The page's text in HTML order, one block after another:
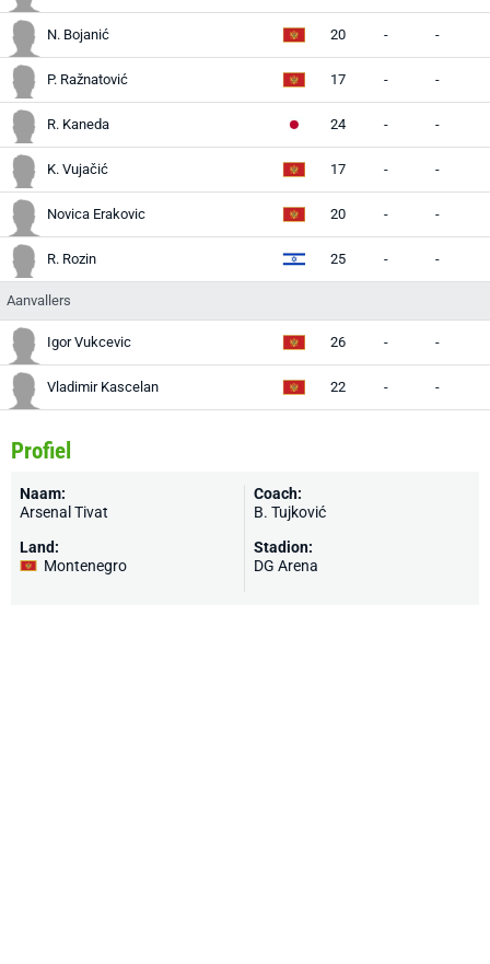
N. Bojanić 20 - -
P. Ražnatović 17 - -
R. Kaneda 24 - -
K. Vujačić 17 - -
Novica Erakovic 20 - -
R. Rozin 25 - -
Aanvallers
Igor Vukcevic 26 - -
Vladimir Kascelan 22 - -
Profiel
Naam:
Arsenal Tivat
Land:
Montenegro
Coach:
B. Tujković
Stadion:
DG Arena